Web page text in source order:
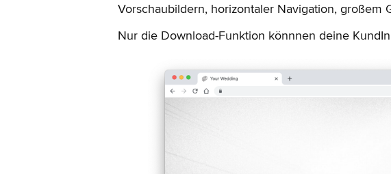
Vorschaubildern, horizontaler Navigation,
Nur die Download-Funktion könnnen deine